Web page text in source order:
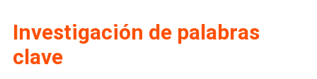
Investigación de palabras
clave